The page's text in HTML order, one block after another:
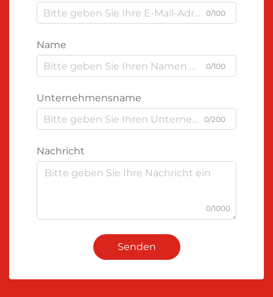
0/100
Name
0/100
Unternehmensname
0/200
Nachricht
0/1000
Senden